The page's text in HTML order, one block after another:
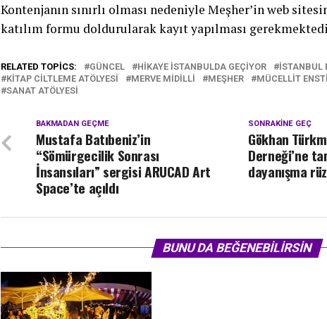
Kontenjanın sınırlı olması nedeniyle Meşher’in web
katılım formu doldurularak kayıt yapılması
RELATED TOPICS: GÜNCEL HIKAYE ISTANBULDA GEÇIYOR
ISTANBUL
KITAP CILTLEME ATÖLYESI
MERVE MIDILLI MEŞHER MÜCELLIT
SANAT ATÖLYESI
SONRAKINE GEÇ
Gökhan
Derneği’ne
dayanışma
BAKMADAN GEÇME
Mustafa Batıbeniz’in
“Sömürgecilik Sonrası
İnsansıları” sergisi ARUCAD Art
Space’te açıldı
BUNU DA BEĞENEBILIRSIN